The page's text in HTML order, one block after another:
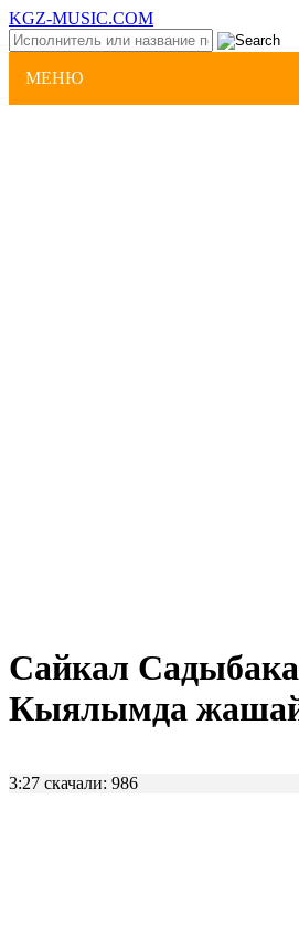
KGZ-MUSIC.COM
МЕНЮ
Сайкал
Кыялымда
3:27 скачали: 986